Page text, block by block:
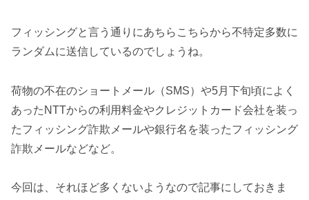
フィッシングと言う通りにあちらこちらから不特定多数に
ランダムに送信しているのでしょうね。
荷物の不在のショートメール（SMS）や5月下旬頃によく
あったNTTからの利用料金やクレジットカード会社を装っ
たフィッシング詐欺メールや銀行名を装ったフィッシング
詐欺メールなどなど。
今回は、それほど多くないようなので記事にしておきま